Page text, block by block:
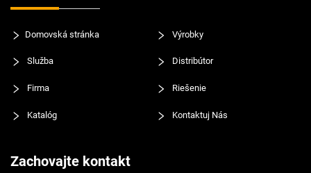
Domovská stránka Výrobky
Služba Distribútor
Firma Riešenie
Katalóg Kontaktuj Nás
Zachovajte kontakt